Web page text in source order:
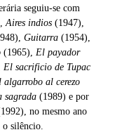
seguiu-se com
Aires indios (1947),
Guitarra (1954),
(1965), El payador
El sacrificio de Tupac
algarrobo al cerezo
sagrada (1989) e por
no mesmo ano
o silêncio.